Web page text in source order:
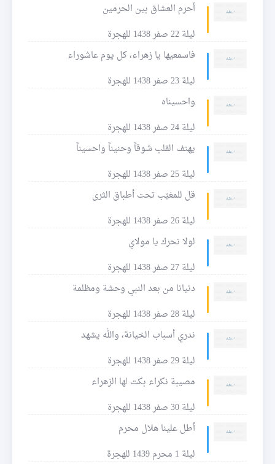
أحرم العشاق بين الحرمين
ليلة 22 صفر 1438 للهجرة
فاسمعيها يا زهراء، كل يوم عاشوراء
ليلة 23 صفر 1438 للهجرة
واحسيناه
ليلة 24 صفر 1438 للهجرة
يهتف القلب شوقاً وحنيناً واحسيناً
ليلة 25 صفر 1438 للهجرة
قل للمغيّب تحت أطباق الثرى
ليلة 26 صفر 1438 للهجرة
لولا نحرك يا مولاي
ليلة 27 صفر 1438 للهجرة
دنيانا من بعد النبي وحشة ومظلمة
ليلة 28 صفر 1438 للهجرة
ندري أسباب الخيانة، والله يشهد
ليلة 29 صفر 1438 للهجرة
مصيبة نكراء بكت لها الزهراء
ليلة 30 صفر 1438 للهجرة
أطل علينا هلال محرم
ليلة 1 محرم 1439 للهجرة